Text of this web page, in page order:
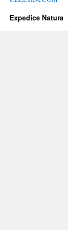
Expedice Natura